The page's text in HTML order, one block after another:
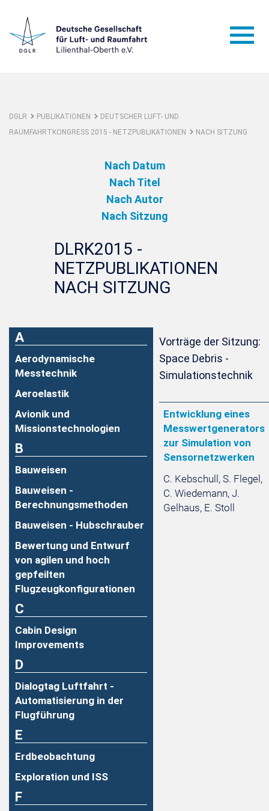
DGLR PUBLIKATIONEN
DEUTSCHER LUFT- UND
RAUMFAHRTKONGRESS 2015 - NETZPUBLIKATIONEN
NACH SITZUNG
Nach Datum
Nach Titel
Nach Autor
Nach Sitzung
DLRK2015 -
NETZPUBLIKATIONEN
NACH SITZUNG
A
Aerodynamische
Messtechnik
Aeroelastik
Avionik und
Missionstechnologien
B
Bauweisen
Bauweisen -
Berechnungsmethoden
Bauweisen - Hubschrauber
Bewertung und Entwurf
von agilen und hoch
gepfeilten
Flugzeugkonfigurationen
C
Cabin Design
Improvements
D
Dialogtag Luftfahrt -
Automatisierung in der
Flugführung
E
Erdbeobachtung
Exploration und ISS
F
Vorträge der Sitzung:
Space Debris -
Simulationstechnik
Entwicklung eines
Messwertgenerators
zur Simulation von
Sensornetzwerken
C. Kebschull, S. Flegel,
C. Wiedemann, J.
Gelhaus, E. Stoll